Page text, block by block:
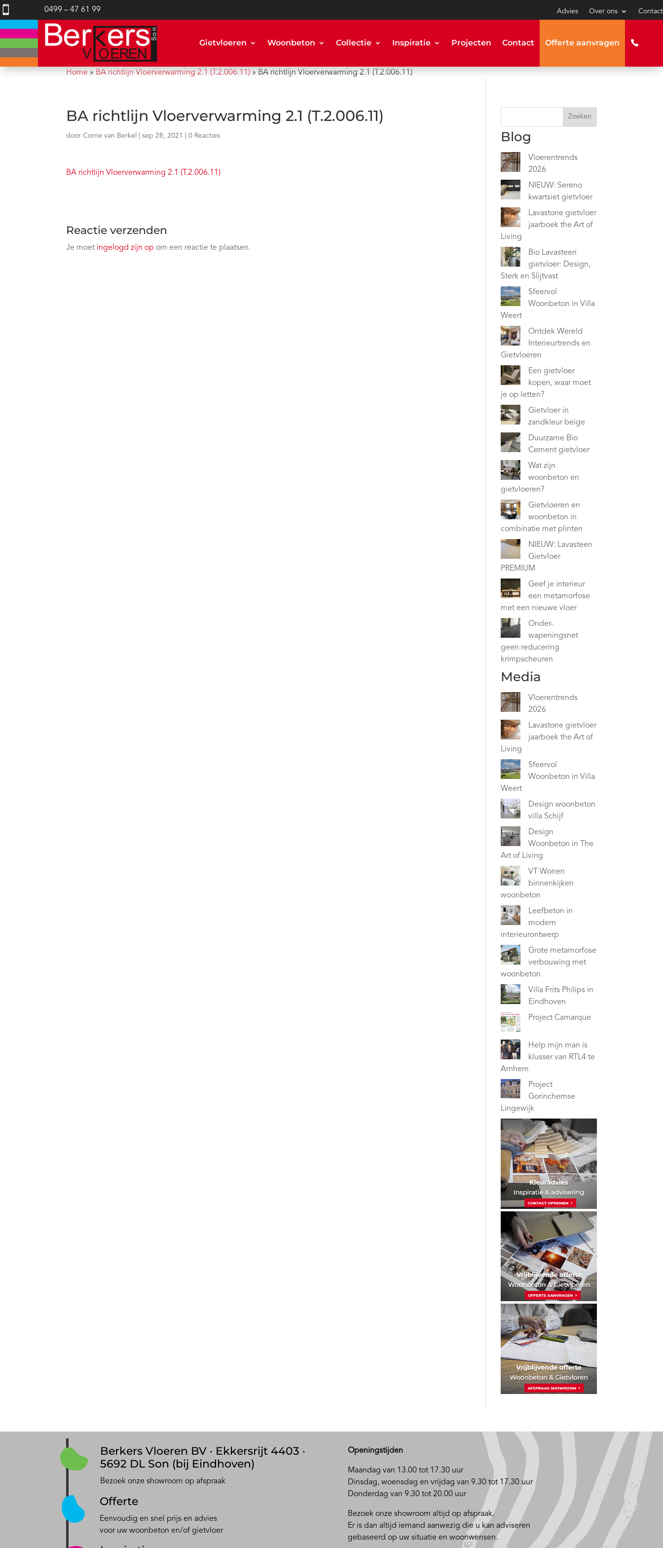
 0499 – 47 61 99 Advies Over ons Contact
Gietvloeren Woonbeton Collectie Inspiratie Projecten Contact Offerte aanvragen
Home » BA richtlijn Vloerverwarming 2.1 (T.2.006.11) » BA richtlijn Vloerverwarming 2.1 (T.2.006.11)
BA richtlijn Vloerverwarming 2.1 (T.2.006.11)
doorCorne van Berkel |sep 28, 2021 |0 Reacties
BA richtlijn Vloerverwarming 2.1 (T.2.006.11)
Reactie verzenden
Je moet ingelogd zijn op om een reactie te plaatsen.
Zoeken
Blog
Vloerentrends
2026
NIEUW: Sereno
kwartsiet gietvloer
Lavastone gietvloer
jaarboek the Art of
Living
Bio Lavasteen
gietvloer: Design,
Sterk en Slijtvast
Sfeervol
Woonbeton in Villa
Weert
Ontdek Wereld
Interieurtrends en
Gietvloeren
Een gietvloer
kopen, waar moet
je op letten?
Gietvloer in
zandkleur beige
Duurzame Bio
Cement gietvloer
Wat zijn
woonbeton en
gietvloeren?
Gietvloeren en
woonbeton in
combinatie met plinten
NIEUW: Lavasteen
Gietvloer
PREMIUM
Geef je interieur
een metamorfose
met een nieuwe vloer
Onder-
wapeningsnet
geen reducering
krimpscheuren
Media
Vloerentrends
2026
Lavastone gietvloer
jaarboek the Art of
Living
Sfeervol
Woonbeton in Villa
Weert
Design woonbeton
villa Schijf
Design
Woonbeton in The
Art of Living
VT Wonen
binnenkijken
woonbeton
Leefbeton in
modern
interieurontwerp
Grote metamorfose
verbouwing met
woonbeton
Villa Frits Philips in
Eindhoven
Project Camarque
Help mijn man is
klusser van RTL4 te
Arnhem
Project
Gorinchemse
Lingewijk
Berkers Vloeren BV · Ekkersrijt 4403 ·
5692 DL Son (bij Eindhoven)
Bezoek onze showroom op afspraak
Offerte
Eenvoudig en snel prijs en advies
voor uw woonbeton en/of gietvloer
Openingstijden
Maandag van 13.00 tot 17.30 uur
Dinsdag, woensdag en vrijdag van 9.30 tot 17.30 uur
Donderdag van 9.30 tot 20.00 uur
Bezoek onze showroom altijd op afspraak.
Er is dan altijd iemand aanwezig die u kan adviseren
gebaseerd op uw situatie en woonwensen.